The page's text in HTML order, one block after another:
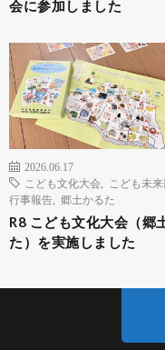
会に参加しました
2026.06.17
こども文化大会
こども未
行事報告
郷土かるた
R8 こども文化大会（郷
た）を実施しました